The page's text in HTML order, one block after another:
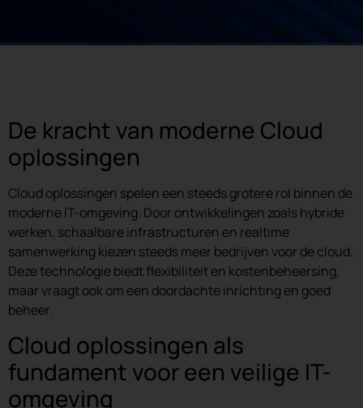
De kracht van moderne Cloud
oplossingen
Cloud oplossingen spelen een steeds grotere rol binnen de
moderne IT-omgeving. Door ontwikkelingen zoals hybride
werken, schaalbare infrastructuren en realtime
samenwerking kiezen steeds meer bedrijven voor de cloud.
Deze technologie biedt flexibiliteit en kostenbeheersing,
maar vraagt ook om een doordachte inrichting en goed
beheer.
Cloud oplossingen als
fundament voor een veilige IT-
omgeving